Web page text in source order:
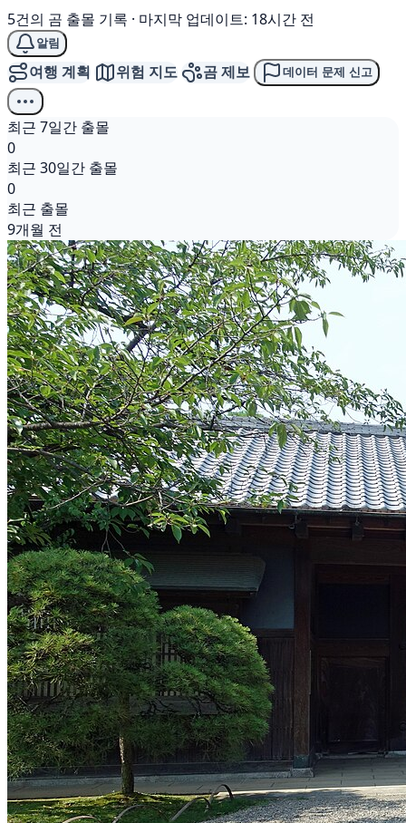
5건의 곰 출몰 기록 · 마지막 업데이트: 18시간 전
알림
여행 계획 위험 지도 곰 제보 데이터 문제 신고
최근 7일간 출몰
0
최근 30일간 출몰
0
최근 출몰
9개월 전